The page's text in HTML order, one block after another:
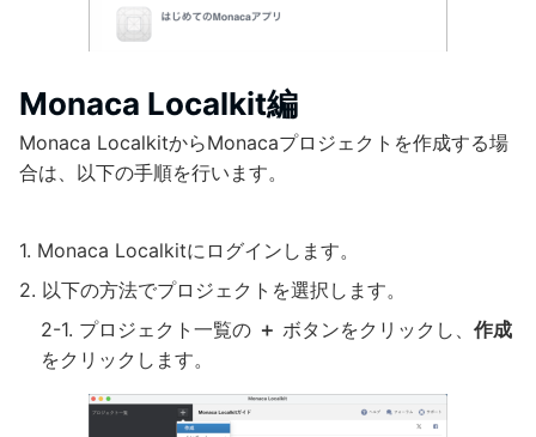
Monaca Localkit編
Monaca LocalkitからMonacaプロジェクトを作成する場
合は、以下の手順を行います。
Monaca Localkitにログインします。
以下の方法でプロジェクトを選択します。
プロジェクト一覧の ＋ ボタンをクリックし、 作成
をクリックします。